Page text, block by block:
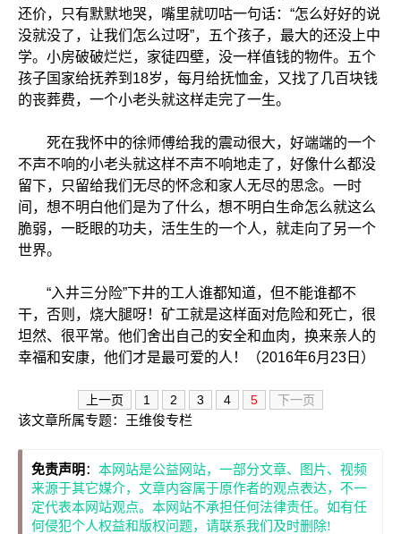
还价，只有默默地哭，嘴里就叨咕一句话：“怎么好好的说
没就没了，让我们怎么过呀”，五个孩子，最大的还没上中
学。小房破破烂烂，家徒四壁，没一样值钱的物件。五个
孩子国家给抚养到18岁，每月给抚恤金，又找了几百块钱
的丧葬费，一个小老头就这样走完了一生。
死在我怀中的徐师傅给我的震动很大，好端端的一个
不声不响的小老头就这样不声不响地走了，好像什么都没
留下，只留给我们无尽的怀念和家人无尽的思念。一时
间，想不明白他们是为了什么，想不明白生命怎么就这么
脆弱，一眨眼的功夫，活生生的一个人，就走向了另一个
世界。
“入井三分险”下井的工人谁都知道，但不能谁都不
干，否则，烧大腿呀！矿工就是这样面对危险和死亡，很
坦然、很平常。他们舍出自己的安全和血肉，换来亲人的
幸福和安康，他们才是最可爱的人！（2016年6月23日）
上一页 1 2 3 4 5 下一页
该文章所属专题： 王维俊专栏
免责声明 ： 本网站是公益网站，一部分文章、图片、视频
来源于其它媒介，文章内容属于原作者的观点表达，不一
定代表本网站观点。本网站不承担任何法律责任。如有任
何侵犯个人权益和版权问题，请联系我们及时删除!